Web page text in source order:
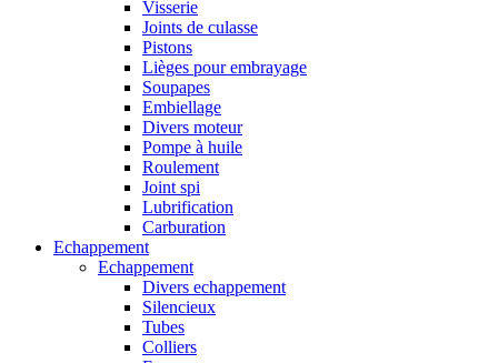
Visserie
Joints de culasse
Pistons
Lièges pour embrayage
Soupapes
Embiellage
Divers moteur
Pompe à huile
Roulement
Joint spi
Lubrification
Carburation
Echappement
Echappement
Divers echappement
Silencieux
Tubes
Colliers